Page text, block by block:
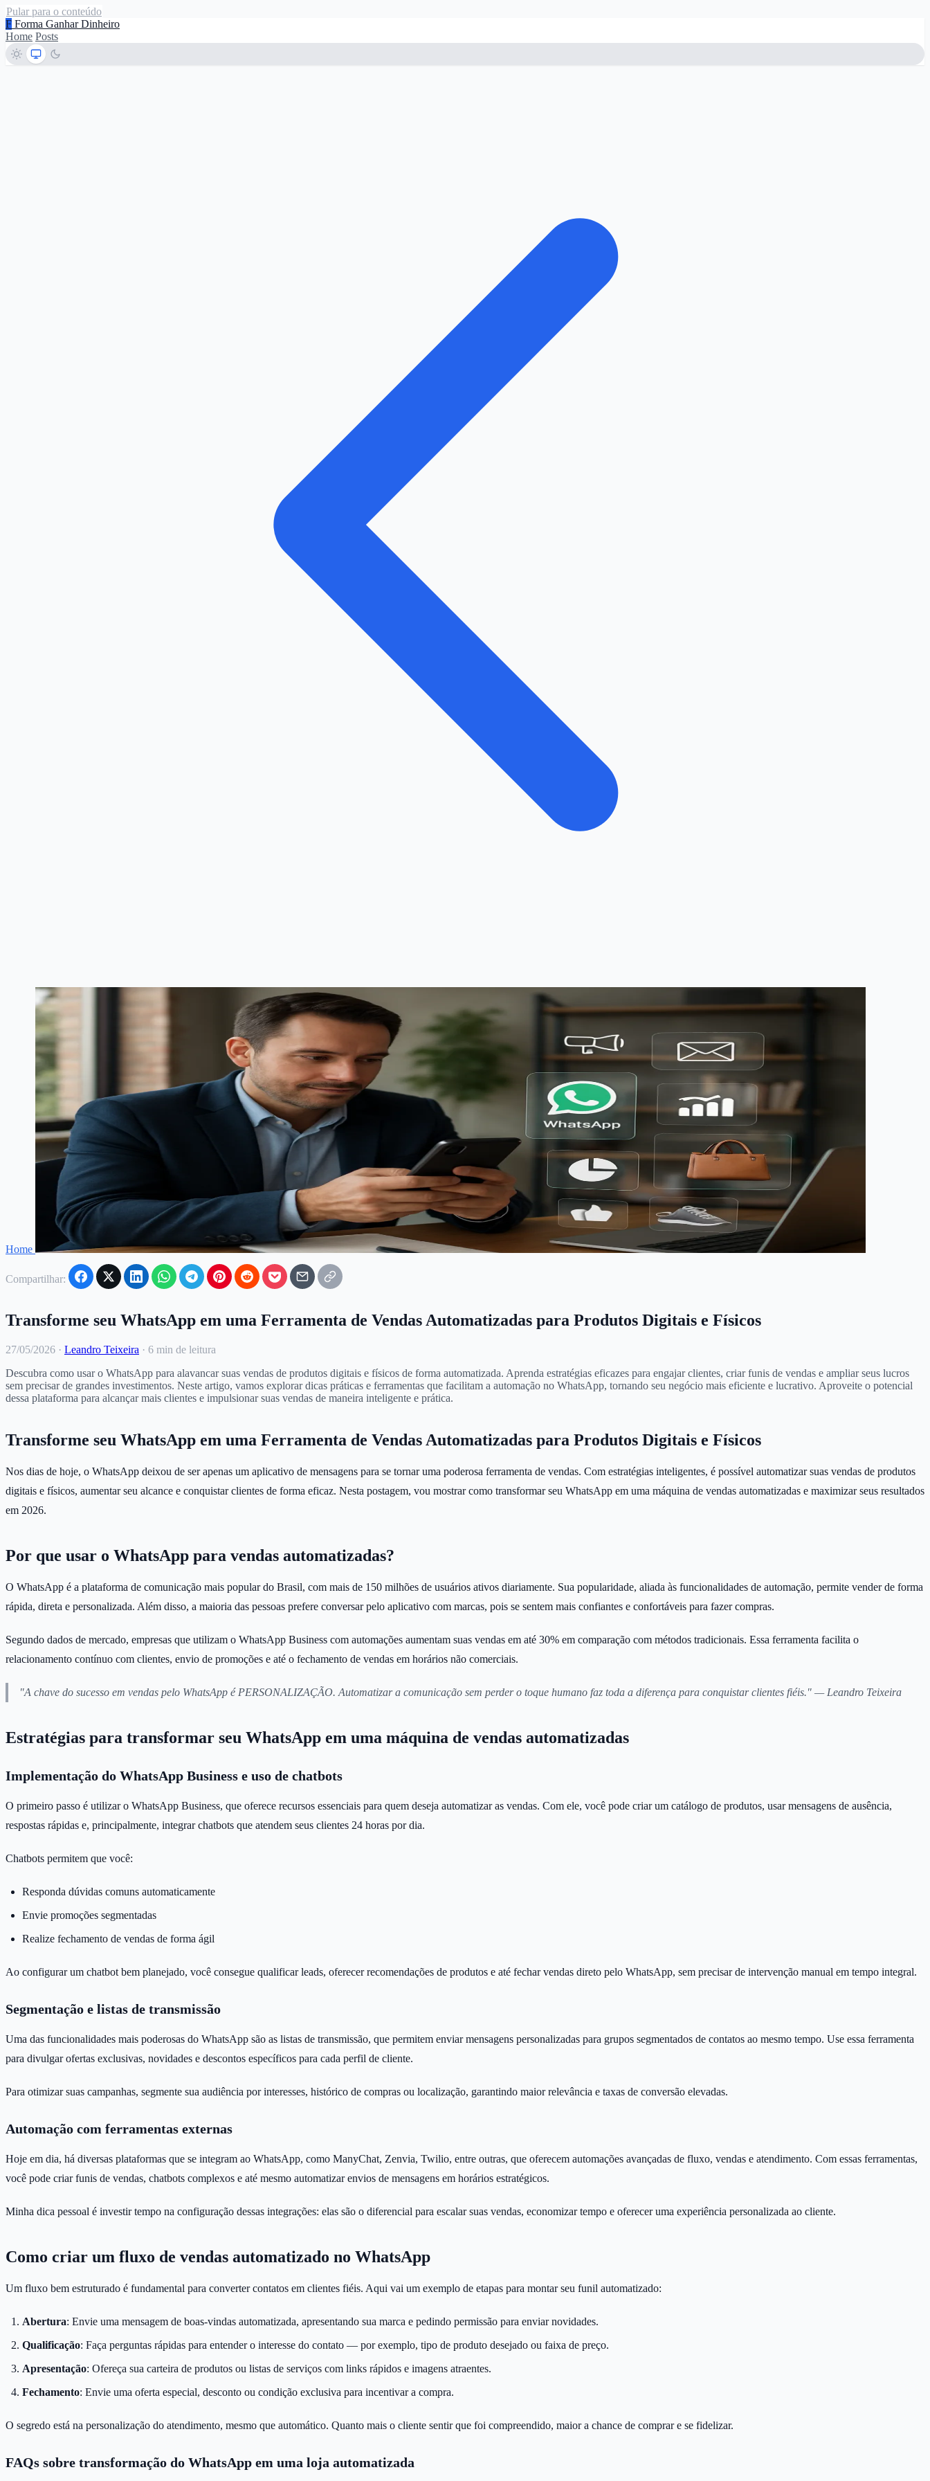
Pular para o conteúdo
F Forma Ganhar Dinheiro
Home Posts
Home
Compartilhar:
Transforme seu WhatsApp em uma Ferramenta de Vendas Automatizadas para Produtos Digitais e Físicos
27/05/2026 · Leandro Teixeira · 6 min de leitura
Descubra como usar o WhatsApp para alavancar suas vendas de produtos digitais e físicos de forma automatizada. Aprenda estratégias eficazes para engajar clientes, criar funis de vendas e ampliar seus lucros
sem precisar de grandes investimentos. Neste artigo, vamos explorar dicas práticas e ferramentas que facilitam a automação no WhatsApp, tornando seu negócio mais eficiente e lucrativo. Aproveite o potencial
dessa plataforma para alcançar mais clientes e impulsionar suas vendas de maneira inteligente e prática.
Transforme seu WhatsApp em uma Ferramenta de Vendas Automatizadas para Produtos Digitais e Físicos
Nos dias de hoje, o WhatsApp deixou de ser apenas um aplicativo de mensagens para se tornar uma poderosa ferramenta de vendas. Com estratégias inteligentes, é possível automatizar suas vendas de produtos
digitais e físicos, aumentar seu alcance e conquistar clientes de forma eficaz. Nesta postagem, vou mostrar como transformar seu WhatsApp em uma máquina de vendas automatizadas e maximizar seus resultados
em 2026.
Por que usar o WhatsApp para vendas automatizadas?
O WhatsApp é a plataforma de comunicação mais popular do Brasil, com mais de 150 milhões de usuários ativos diariamente. Sua popularidade, aliada às funcionalidades de automação, permite vender de forma
rápida, direta e personalizada. Além disso, a maioria das pessoas prefere conversar pelo aplicativo com marcas, pois se sentem mais confiantes e confortáveis para fazer compras.
Segundo dados de mercado, empresas que utilizam o WhatsApp Business com automações aumentam suas vendas em até 30% em comparação com métodos tradicionais. Essa ferramenta facilita o
relacionamento contínuo com clientes, envio de promoções e até o fechamento de vendas em horários não comerciais.
"A chave do sucesso em vendas pelo WhatsApp é PERSONALIZAÇÃO. Automatizar a comunicação sem perder o toque humano faz toda a diferença para conquistar clientes fiéis." — Leandro Teixeira
Estratégias para transformar seu WhatsApp em uma máquina de vendas automatizadas
Implementação do WhatsApp Business e uso de chatbots
O primeiro passo é utilizar o WhatsApp Business, que oferece recursos essenciais para quem deseja automatizar as vendas. Com ele, você pode criar um catálogo de produtos, usar mensagens de ausência,
respostas rápidas e, principalmente, integrar chatbots que atendem seus clientes 24 horas por dia.
Chatbots permitem que você:
Responda dúvidas comuns automaticamente
Envie promoções segmentadas
Realize fechamento de vendas de forma ágil
Ao configurar um chatbot bem planejado, você consegue qualificar leads, oferecer recomendações de produtos e até fechar vendas direto pelo WhatsApp, sem precisar de intervenção manual em tempo integral.
Segmentação e listas de transmissão
Uma das funcionalidades mais poderosas do WhatsApp são as listas de transmissão, que permitem enviar mensagens personalizadas para grupos segmentados de contatos ao mesmo tempo. Use essa ferramenta
para divulgar ofertas exclusivas, novidades e descontos específicos para cada perfil de cliente.
Para otimizar suas campanhas, segmente sua audiência por interesses, histórico de compras ou localização, garantindo maior relevância e taxas de conversão elevadas.
Automação com ferramentas externas
Hoje em dia, há diversas plataformas que se integram ao WhatsApp, como ManyChat, Zenvia, Twilio, entre outras, que oferecem automações avançadas de fluxo, vendas e atendimento. Com essas ferramentas,
você pode criar funis de vendas, chatbots complexos e até mesmo automatizar envios de mensagens em horários estratégicos.
Minha dica pessoal é investir tempo na configuração dessas integrações: elas são o diferencial para escalar suas vendas, economizar tempo e oferecer uma experiência personalizada ao cliente.
Como criar um fluxo de vendas automatizado no WhatsApp
Um fluxo bem estruturado é fundamental para converter contatos em clientes fiéis. Aqui vai um exemplo de etapas para montar seu funil automatizado:
Abertura: Envie uma mensagem de boas-vindas automatizada, apresentando sua marca e pedindo permissão para enviar novidades.
Qualificação: Faça perguntas rápidas para entender o interesse do contato — por exemplo, tipo de produto desejado ou faixa de preço.
Apresentação: Ofereça sua carteira de produtos ou listas de serviços com links rápidos e imagens atraentes.
Fechamento: Envie uma oferta especial, desconto ou condição exclusiva para incentivar a compra.
O segredo está na personalização do atendimento, mesmo que automático. Quanto mais o cliente sentir que foi compreendido, maior a chance de comprar e se fidelizar.
FAQs sobre transformação do WhatsApp em uma loja automatizada